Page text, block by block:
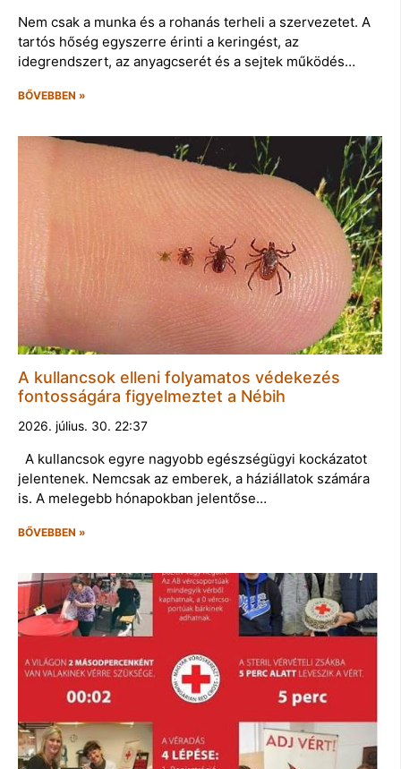
Nem csak a munka és a rohanás terheli a szervezetet. A
tartós hőség egyszerre érinti a keringést, az
idegrendszert, az anyagcserét és a sejtek működés…
BŐVEBBEN »
A kullancsok elleni folyamatos védekezés
fontosságára figyelmeztet a Nébih
2026. július. 30. 22:37
A kullancsok egyre nagyobb egészségügyi kockázatot
jelentenek. Nemcsak az emberek, a háziállatok számára
is. A melegebb hónapokban jelentőse…
BŐVEBBEN »